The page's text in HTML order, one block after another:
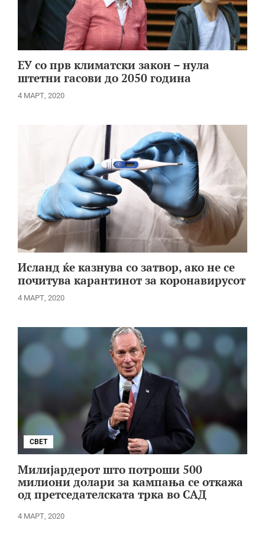
ЕУ со прв климатски закон – нула
штетни гасови до 2050 година
4 МАРТ, 2020
Исланд ќе казнува со затвор, ако не се
почитува карантинот за коронавирусот
4 МАРТ, 2020
СВЕТ
Милијардерот што потроши 500
милиони долари за кампања се откажа
од претседателската трка во САД
4 МАРТ, 2020